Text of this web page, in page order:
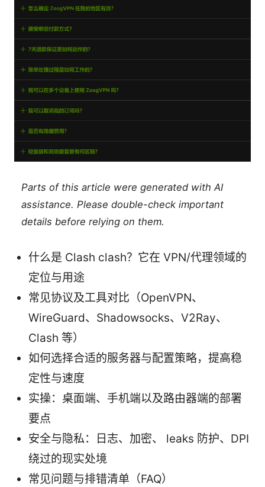
Parts of this article were generated with AI
assistance. Please double-check important
details before relying on them.
什么是 Clash clash？它在 VPN/代理领域的
定位与用途
常见协议及工具对比（OpenVPN、
WireGuard、Shadowsocks、V2Ray、
Clash 等）
如何选择合适的服务器与配置策略，提高稳
定性与速度
实操：桌面端、手机端以及路由器端的部署
要点
安全与隐私：日志、加密、 leaks 防护、DPI
绕过的现实处境
常见问题与排错清单（FAQ）